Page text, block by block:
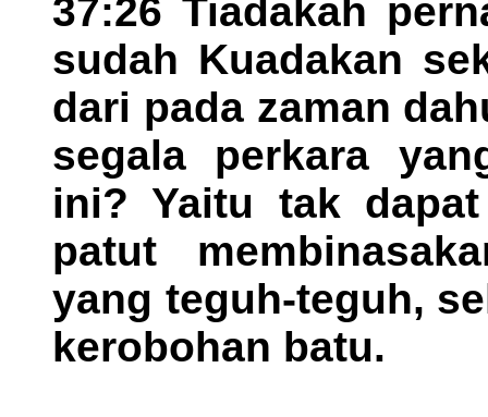
37:26 Tiadakah
sudah Kuadakan
dari pada zaman
segala perkara
ini? Yaitu tak
patut
yang teguh-teguh,
kerobohan batu.